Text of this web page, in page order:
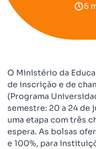
5
O Ministério da
de inscrição e de
(Programa
semestre: 20 a 24 de
uma etapa com três
espera. As bolsas
e 100%, para